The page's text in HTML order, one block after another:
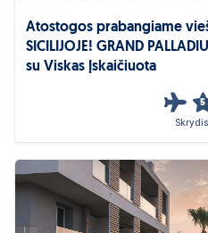
Atostogos prabangiame
SICILIJOJE! GRAND
su Viskas Įskaičiuota
5